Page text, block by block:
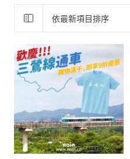
小屁
Diane
依最新項目排序